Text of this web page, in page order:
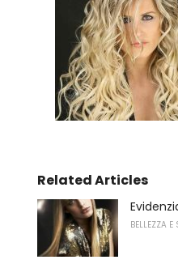
Related Articles
BELLEZZA E